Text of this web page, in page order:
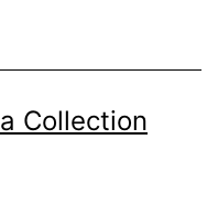
Collection